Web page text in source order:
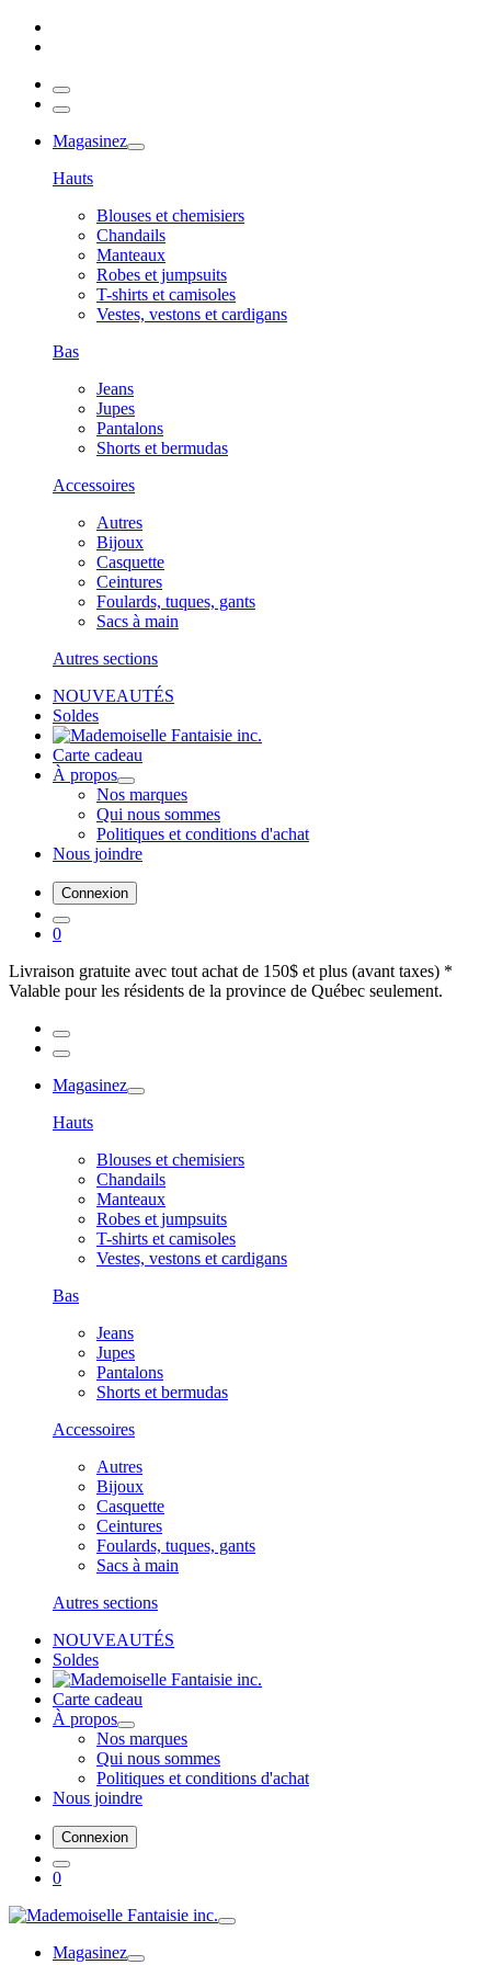
Magasinez
Hauts
Blouses et chemisiers
Chandails
Manteaux
Robes et jumpsuits
T-shirts et camisoles
Vestes, vestons et cardigans
Bas
Jeans
Jupes
Pantalons
Shorts et bermudas
Accessoires
Autres
Bijoux
Casquette
Ceintures
Foulards, tuques, gants
Sacs à main
Autres sections
NOUVEAUTÉS
Soldes
Carte cadeau
À propos
Nos marques
Qui nous sommes
Politiques et conditions d'achat
Nous joindre
Connexion
0
Livraison gratuite avec tout achat de 150$ et plus (avant taxes) *
Valable pour les résidents de la province de Québec seulement.
Magasinez
Hauts
Blouses et chemisiers
Chandails
Manteaux
Robes et jumpsuits
T-shirts et camisoles
Vestes, vestons et cardigans
Bas
Jeans
Jupes
Pantalons
Shorts et bermudas
Accessoires
Autres
Bijoux
Casquette
Ceintures
Foulards, tuques, gants
Sacs à main
Autres sections
NOUVEAUTÉS
Soldes
Carte cadeau
À propos
Nos marques
Qui nous sommes
Politiques et conditions d'achat
Nous joindre
Connexion
0
Magasinez